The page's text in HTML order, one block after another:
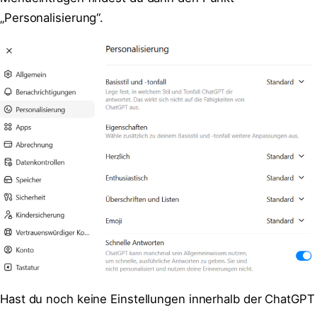
„Personalisierung“.
Hast du noch keine Einstellungen innerhalb der ChatGPT